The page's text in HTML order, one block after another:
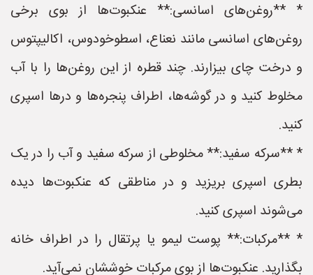
* **روغن‌های اسانسی:** عنکبوت‌ها از بوی برخی
روغن‌های اسانسی مانند نعناع، اسطوخودوس، اکالیپتوس
و درخت چای بیزارند. چند قطره از این روغن‌ها را با آب
مخلوط کنید و در گوشه‌ها، اطراف پنجره‌ها و درها اسپری
کنید.
* **سرکه سفید:** مخلوطی از سرکه سفید و آب را در یک
بطری اسپری بریزید و در مناطقی که عنکبوت‌ها دیده
می‌شوند اسپری کنید.
* **مرکبات:** پوست لیمو یا پرتقال را در اطراف خانه
بگذارید. عنکبوت‌ها از بوی مرکبات خوششان نمی‌آید.